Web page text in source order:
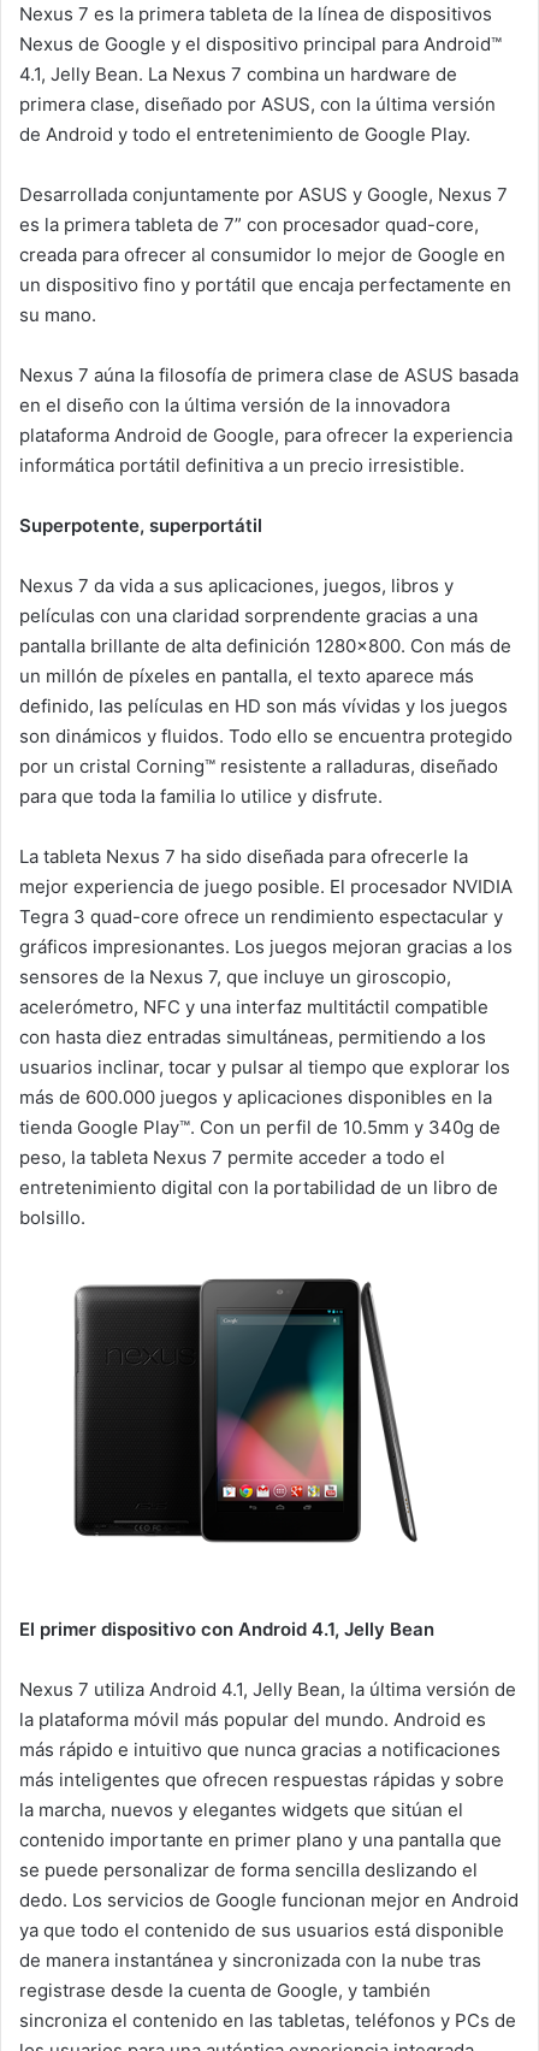
Nexus 7 es la primera tableta de la línea de dispositivos
Nexus de Google y el dispositivo principal para Android™
4.1, Jelly Bean. La Nexus 7 combina un hardware de
primera clase, diseñado por ASUS, con la última versión
de Android y todo el entretenimiento de Google Play.
Desarrollada conjuntamente por ASUS y Google, Nexus 7
es la primera tableta de 7” con procesador quad-core,
creada para ofrecer al consumidor lo mejor de Google en
un dispositivo fino y portátil que encaja perfectamente en
su mano.
Nexus 7 aúna la filosofía de primera clase de ASUS basada
en el diseño con la última versión de la innovadora
plataforma Android de Google, para ofrecer la experiencia
informática portátil definitiva a un precio irresistible.
Superpotente, superportátil
Nexus 7 da vida a sus aplicaciones, juegos, libros y
películas con una claridad sorprendente gracias a una
pantalla brillante de alta definición 1280×800. Con más de
un millón de píxeles en pantalla, el texto aparece más
definido, las películas en HD son más vívidas y los juegos
son dinámicos y fluidos. Todo ello se encuentra protegido
por un cristal Corning™ resistente a ralladuras, diseñado
para que toda la familia lo utilice y disfrute.
La tableta Nexus 7 ha sido diseñada para ofrecerle la
mejor experiencia de juego posible. El procesador NVIDIA
Tegra 3 quad-core ofrece un rendimiento espectacular y
gráficos impresionantes. Los juegos mejoran gracias a los
sensores de la Nexus 7, que incluye un giroscopio,
acelerómetro, NFC y una interfaz multitáctil compatible
con hasta diez entradas simultáneas, permitiendo a los
usuarios inclinar, tocar y pulsar al tiempo que explorar los
más de 600.000 juegos y aplicaciones disponibles en la
tienda Google Play™. Con un perfil de 10.5mm y 340g de
peso, la tableta Nexus 7 permite acceder a todo el
entretenimiento digital con la portabilidad de un libro de
bolsillo.
El primer dispositivo con Android 4.1, Jelly Bean
Nexus 7 utiliza Android 4.1, Jelly Bean, la última versión de
la plataforma móvil más popular del mundo. Android es
más rápido e intuitivo que nunca gracias a notificaciones
más inteligentes que ofrecen respuestas rápidas y sobre
la marcha, nuevos y elegantes widgets que sitúan el
contenido importante en primer plano y una pantalla que
se puede personalizar de forma sencilla deslizando el
dedo. Los servicios de Google funcionan mejor en Android
ya que todo el contenido de sus usuarios está disponible
de manera instantánea y sincronizada con la nube tras
registrase desde la cuenta de Google, y también
sincroniza el contenido en las tabletas, teléfonos y PCs de